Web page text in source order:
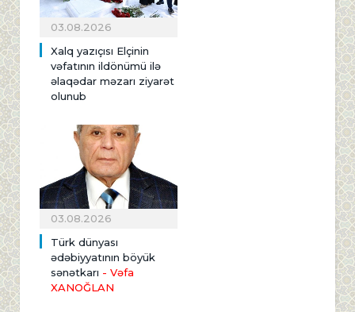
03.08.2026
Xalq yazıçısı Elçinin
vəfatının ildönümü ilə
əlaqədar məzarı ziyarət
olunub
03.08.2026
Türk dünyası
ədəbiyyatının böyük
sənətkarı - Vəfa
XANOĞLAN